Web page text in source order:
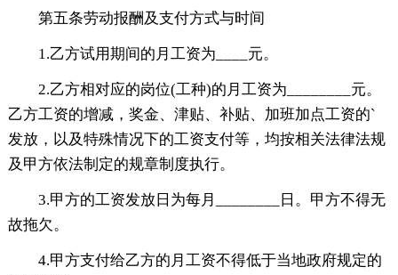
第五条劳动报酬及支付方式与时间
1.乙方试用期间的月工资为____元。
2.乙方相对应的岗位(工种)的月工资为________元。
乙方工资的增减，奖金、津贴、补贴、加班加点工资的`
发放，以及特殊情况下的工资支付等，均按相关法律法规
及甲方依法制定的规章制度执行。
3.甲方的工资发放日为每月________日。甲方不得无
故拖欠。
4.甲方支付给乙方的月工资不得低于当地政府规定的